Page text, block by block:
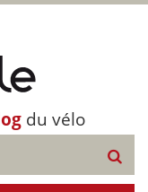
du vélo